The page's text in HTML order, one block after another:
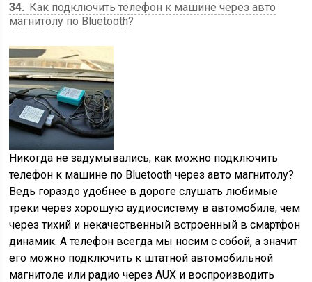
34
Как подключить телефон к машине через авто
магнитолу по Bluetooth?
Никогда не задумывались, как можно подключить
телефон к машине по Bluetooth через авто магнитолу?
Ведь гораздо удобнее в дороге слушать любимые
треки через хорошую аудиосистему в автомобиле, чем
через тихий и некачественный встроенный в смартфон
динамик. А телефон всегда мы носим с собой, а значит
его можно подключить к штатной автомобильной
магнитоле или радио через AUX и воспроизводить